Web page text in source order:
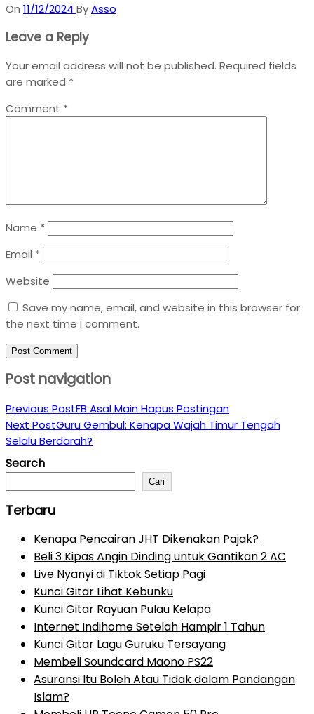
On 11/12/2024 ByAsso
Leave a Reply
Your email address will not be published. Required fields
are marked *
Comment *
Name *
Email *
Website
Save my name, email, and website in this browser for
the next time I comment.
Post navigation
Previous PostFB Asal Main Hapus Postingan
Next PostGuru Gembul: Kenapa Wajah Timur Tengah
Selalu Berdarah?
Search
Cari
Terbaru
Kenapa Pencairan JHT Dikenakan Pajak?
Beli 3 Kipas Angin Dinding untuk Gantikan 2 AC
Live Nyanyi di Tiktok Setiap Pagi
Kunci Gitar Lihat Kebunku
Kunci Gitar Rayuan Pulau Kelapa
Internet Indihome Setelah Hampir 1 Tahun
Kunci Gitar Lagu Guruku Tersayang
Membeli Soundcard Maono PS22
Asuransi Itu Boleh Atau Tidak dalam Pandangan
Islam?